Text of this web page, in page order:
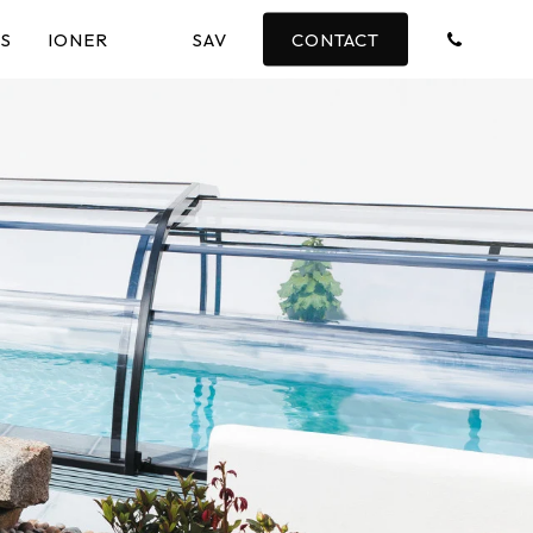
de garage Portail et clôture
Carport
IONER SAV CONTACT